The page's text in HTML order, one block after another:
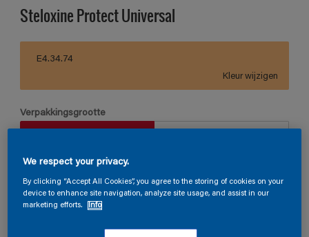
Steloxine Protect Universal
E4.34.74
Kleur wijzigen
Verpakkingsgrootte
We respect your privacy.
By clicking “Accept All Cookies”, you agree to the storing of cookies on your
device to enhance site navigation, analyze site usage, and assist in our
marketing efforts.
Info